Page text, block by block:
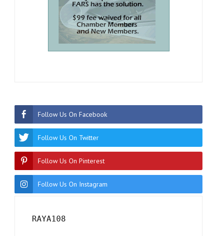
Follow Us On Facebook
Follow Us On Twitter
Follow Us On Pinterest
Follow Us On Instagram
RAYA108